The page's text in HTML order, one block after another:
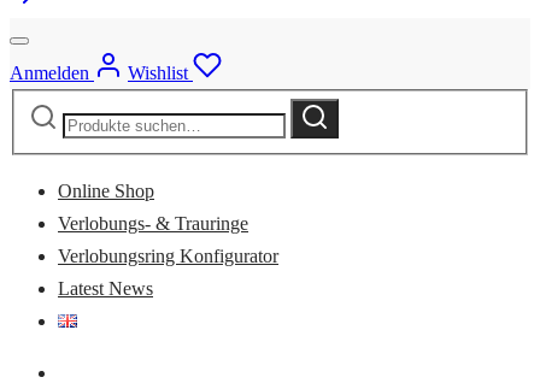
Anmelden
Wishlist
Suche
Suche
Online Shop
Verlobungs- & Trauringe
Verlobungsring Konfigurator
Latest News